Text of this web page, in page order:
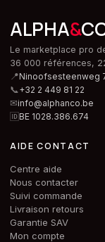
ALPHA&
Le marketplace pro
36 000 références,
📍Ninoofsesteenweg
📞+32 2 449 81 22
✉info@alphanco.be
🆔BE 1028.386.674
AIDE CONTACT
Centre aide
Nous contacter
Suivi commande
Livraison retours
Garantie SAV
Mon compte